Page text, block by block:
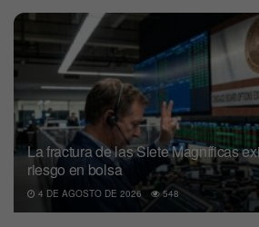
La fractura de las Siete Magníficas
riesgo en bolsa
4 DE AGOSTO DE 2026 548